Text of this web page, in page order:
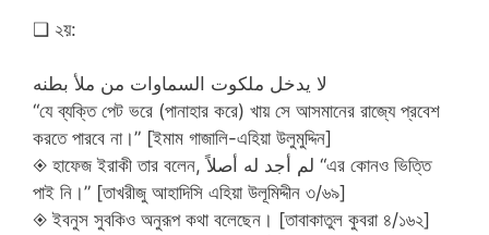
❑ ২য়:
لا يدخل ملكوت السماوات من ملأ بطنه
“যে ব্যক্তি পেট ভরে (পানাহার করে) খায় সে আসমানের রাজ্যে প্রবেশ
করতে পারবে না।” [ইমাম গাজালি-এহিয়া উলুমুদ্দিন]
◈ হাফেজ ইরাকী তার বলেন, لم أجد له أصلاً “এর কোনও ভিত্তি
পাই নি।” [তাখরীজু আহাদিসি এহিয়া উলূমিদ্দীন ৩/৬৯]
◈ ইবনুস সুবকিও অনুরূপ কথা বলেছেন। [তাবাকাতুল কুবরা ৪/১৬২]